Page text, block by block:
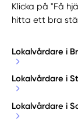
Klicka på "Få
hitta ett bra
Lokalvårdare i
Lokalvårdare i
Lokalvårdare i